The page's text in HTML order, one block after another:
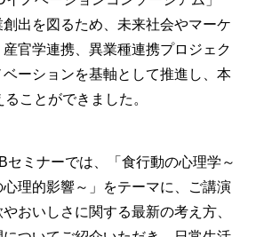
出を図るため、未来社会やマーケ
官学連携、異業種連携プロジェク
ベーションを基軸として推進し、本
ことができました。
セミナーでは、「食行動の心理学～
理的影響～」をテーマに、ご講演
おいしさに関する最新の考え方、